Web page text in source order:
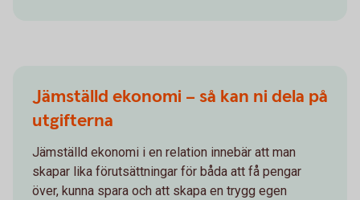
Jämställd ekonomi – så kan ni dela på
utgifterna
Jämställd ekonomi i en relation innebär att man
skapar lika förutsättningar för båda att få pengar
över, kunna spara och att skapa en trygg egen